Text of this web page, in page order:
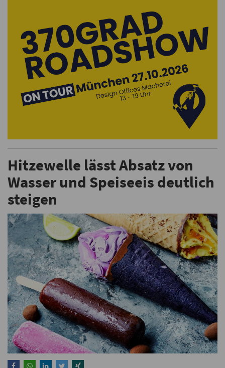
Hitzewelle lässt Absatz von
Wasser und Speiseeis deutlich
steigen